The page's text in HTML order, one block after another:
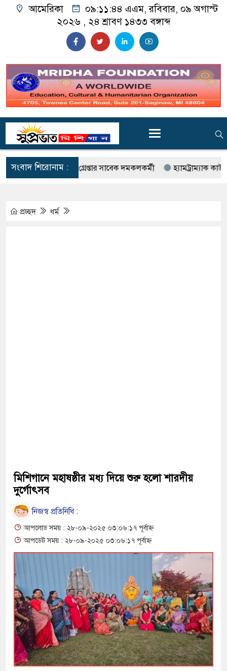
আমেরিকা ০৯:১১:৪৬ এএম, রবিবার, ০৯ অগাস্ট
২০২৬ , ২৪ শ্রাবণ ১৪৩৩ বঙ্গাব্দ
সংবাদ শিরোনাম :
ও চুরি : গ্রেপ্তার সাবেক দমকলকর্মী হ্যামট্রাম্যাক কাউন্সিলর
প্রচ্ছদ ধর্ম
মিশিগানে মহাষষ্ঠীর মধ্য দিয়ে শুরু হলো শারদীয়
দুর্গোৎসব
নিজস্ব প্রতিনিধি :
আপলোড সময় : ২৮-০৯-২০২৫ ০৩:০৬:১৭ পূর্বাহ্ন
আপডেট সময় : ২৮-০৯-২০২৫ ০৩:০৬:১৭ পূর্বাহ্ন